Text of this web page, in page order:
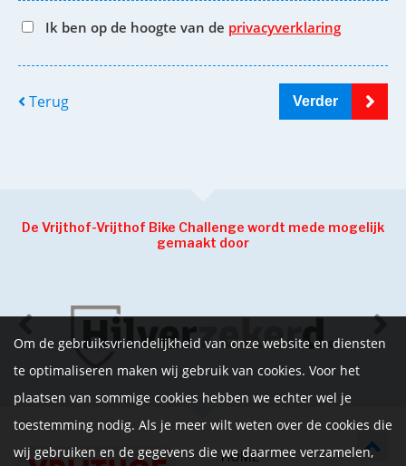
Ik ben op de hoogte van de privacyverklaring
Terug Verder
De Vrijthof-Vrijthof Bike Challenge wordt mede mogelijk
gemaakt door
HOME
Om de gebruiksvriendelijkheid van onze website en diensten
te optimaliseren maken wij gebruik van cookies. Voor het
plaatsen van sommige cookies hebben we echter wel je
toestemming nodig. Als je meer wilt weten over de cookies die
wij gebruiken en de gegevens die we daarmee verzamelen,